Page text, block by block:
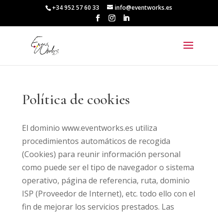
+34 952 57 60 33 info@eventworks.es
Política de cookies
El dominio www.eventworks.es utiliza
procedimientos automáticos de recogida
(Cookies) para reunir información personal
como puede ser el tipo de navegador o sistema
operativo, página de referencia, ruta, dominio
ISP (Proveedor de Internet), etc. todo ello con el
fin de mejorar los servicios prestados. Las